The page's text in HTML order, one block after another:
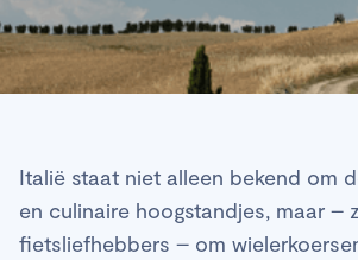
Italië staat niet alleen bekend om
en culinaire hoogstandjes, maar –
fietsliefhebbers – om